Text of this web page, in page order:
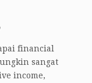
financial
sangat
income,